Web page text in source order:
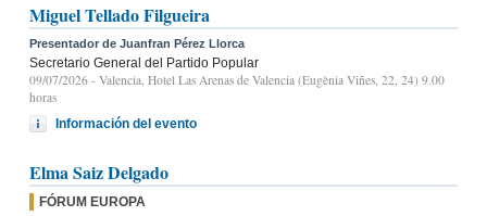
Miguel Tellado Filgueira
Presentador de Juanfran Pérez Llorca
Secretario General del Partido Popular
09/07/2026 - Valencia, Hotel Las Arenas de Valencia (Eugènia Viñes, 22, 24) 9.00
horas
Información del evento
Elma Saiz Delgado
FÓRUM EUROPA